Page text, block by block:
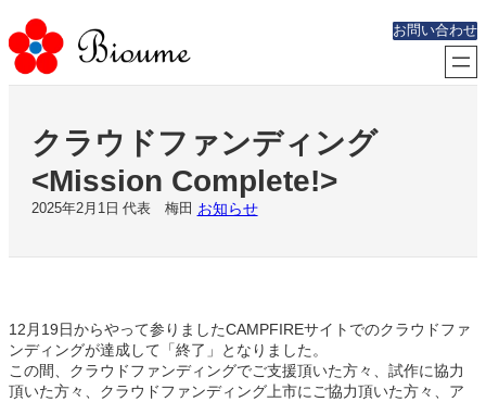
容
を
ス
お問い合わせ
クラウドファンディング
<Mission Complete!>
2025年2月1日 代表 梅田 お知らせ
12月19日からやって参りましたCAMPFIREサイトでのクラウドファ
ンディングが達成して「終了」となりました。
この間、クラウドファンディングでご支援頂いた方々、試作に協力
頂いた方々、クラウドファンディング上市にご協力頂いた方々、ア